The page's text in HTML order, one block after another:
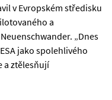
v Evropském středisku
a
„Dnes
jako spolehlivého
a ztělesňují